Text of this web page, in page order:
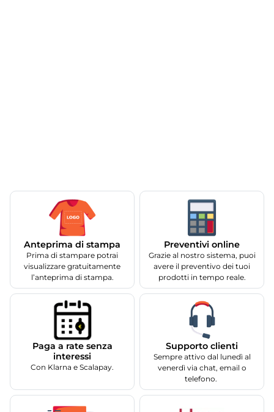
Anteprima di stampa
Prima di stampare potrai
visualizzare gratuitamente
l’anteprima di stampa.
Preventivi online
Grazie al nostro sistema, puoi
avere il preventivo dei tuoi
prodotti in tempo reale.
Paga a rate senza
interessi
Con Klarna e Scalapay.
Supporto clienti
Sempre attivo dal lunedì al
venerdì via chat, email o
telefono.